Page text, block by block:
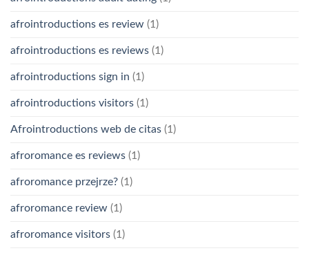
afrointroductions es review (1)
afrointroductions es reviews (1)
afrointroductions sign in (1)
afrointroductions visitors (1)
Afrointroductions web de citas (1)
afroromance es reviews (1)
afroromance przejrze? (1)
afroromance review (1)
afroromance visitors (1)